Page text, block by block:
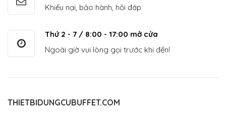
Khiếu nại, bảo hành, hỏi đáp
Thứ 2 - 7 / 8:00 - 17:00 mở cửa
Ngoài giờ vui lòng gọi trước khi đến!
THIETBIDUNGCUBUFFET.COM